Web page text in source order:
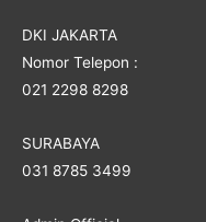
DKI JAKARTA
Nomor Telepon :
021 2298 8298
SURABAYA
031 8785 3499